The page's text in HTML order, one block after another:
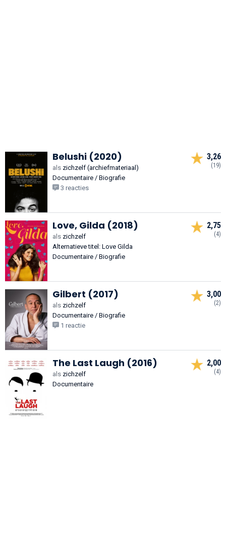
Belushi (2020)
als zichzelf (archiefmateriaal)
Documentaire / Biografie
3 reacties
3,26
(19)
Love, Gilda (2018)
als zichzelf
Alternatieve titel: Love Gilda
Documentaire / Biografie
2,75
(4)
Gilbert (2017)
als zichzelf
Documentaire / Biografie
1 reactie
3,00
(2)
The Last Laugh (2016)
als zichzelf
Documentaire
2,00
(4)